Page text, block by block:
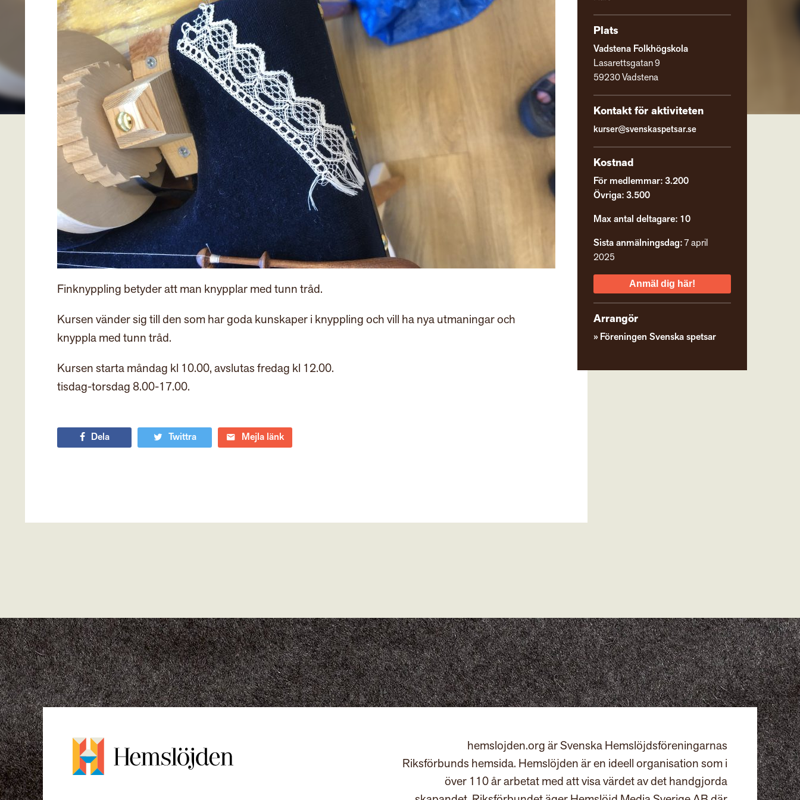
Finknyppling betyder att man knypplar med tunn tråd.
Kursen vänder sig till den som har goda kunskaper i knyppling och vill ha nya utmaningar och
knyppla med tunn tråd.
Kursen starta måndag kl 10.00, avslutas fredag kl 12.00.
tisdag-torsdag 8.00-17.00.
Dela Twittra Mejla länk
Plats
Vadstena Folkhögskola
Lasarettsgatan 9
59230 Vadstena
Kontakt för aktiviteten
kurser@svenskaspetsar.se
Kostnad
För medlemmar: 3.200
Övriga: 3.500
Max antal deltagare: 10
Sista anmälningsdag:7 april
2025
Anmäl dig här!
Arrangör
Föreningen Svenska spetsar
hemslojden.org är Svenska Hemslöjdsföreningarnas
Riksförbunds hemsida. Hemslöjden är en ideell organisation som i
över 110 år arbetat med att visa värdet av det handgjorda